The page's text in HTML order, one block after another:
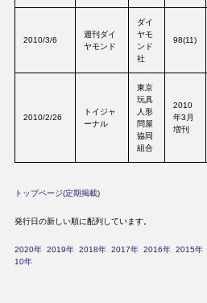
2010/3/6
週刊ダイ
ヤモンド
ダイ
ヤモ
ンド
社
98(11)
2010/2/26
トイジャ
ーナル
東京
玩具
人形
問屋
協同
組合
2010
年3月
増刊
トップページ(定期掲載)
発行日の新しい順に配列しています。
2020年 2019年 2018年 2017年 2016年 2015年
10年